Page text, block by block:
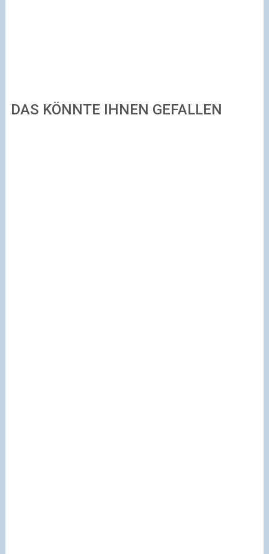
DAS KÖNNTE IHNEN GEFALLEN